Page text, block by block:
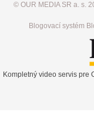
© OUR MEDIA SR a. s.
Blogovací systém
Kompletný video servis pre